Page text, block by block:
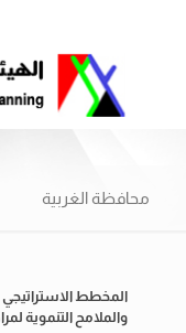
محافظة الغربية
المخطط الاستراتيجي
والملامح التنموية